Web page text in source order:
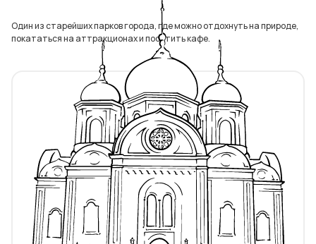
Один из старейших парков города, где можно отдохнуть на природе,
покататься на аттракционах и посетить кафе.